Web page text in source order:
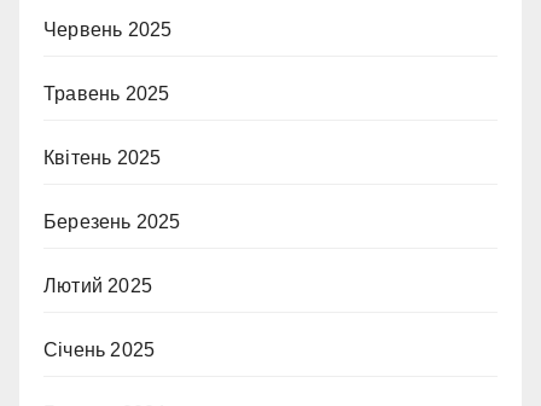
Червень 2025
Травень 2025
Квітень 2025
Березень 2025
Лютий 2025
Січень 2025